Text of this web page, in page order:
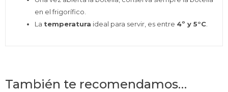
en el frigorífico.
La temperatura ideal para servir, es entre 4º y 5°C.
También te recomendamos…